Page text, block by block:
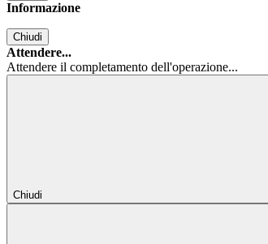
Informazione
Chiudi
Attendere...
Attendere il completamento dell'operazione...
Chiudi